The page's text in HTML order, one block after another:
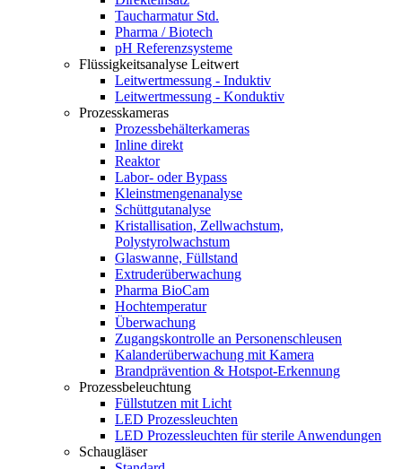
Taucharmatur Std.
Pharma / Biotech
pH Referenzsysteme
Flüssigkeitsanalyse Leitwert
Leitwertmessung - Induktiv
Leitwertmessung - Konduktiv
Prozesskameras
Prozessbehälterkameras
Inline direkt
Reaktor
Labor- oder Bypass
Kleinstmengenanalyse
Schüttgutanalyse
Kristallisation, Zellwachstum,
Polystyrolwachstum
Glaswanne, Füllstand
Extruderüberwachung
Pharma BioCam
Hochtemperatur
Überwachung
Zugangskontrolle an Personenschleusen
Kalanderüberwachung mit Kamera
Brandprävention & Hotspot-Erkennung
Prozessbeleuchtung
Füllstutzen mit Licht
LED Prozessleuchten
LED Prozessleuchten für sterile Anwendungen
Schaugläser